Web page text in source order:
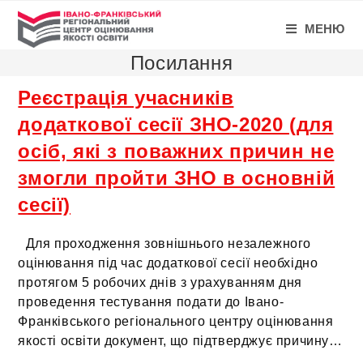
МЕНЮ
Посилання
Реєстрація учасників
додаткової сесії ЗНО-2020 (для
осіб, які з поважних причин не
змогли пройти ЗНО в основній
сесії)
Для проходження зовнішнього незалежного
оцінювання під час додаткової сесії необхідно
протягом 5 робочих днів з урахуванням дня
проведення тестування подати до Івано-
Франківського регіонального центру оцінювання
якості освіти документ, що підтверджує причину…